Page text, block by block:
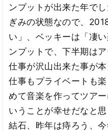
ンプットが出来た年で
ぎみの状態なので、
い」、ベッキーは「凄
ンプットで、下半期は
仕事が沢山出来た事が
仕事もプライベートも
めて音楽を作ってツア
いうことが幸せだなと
結石、昨年は痔ろう、